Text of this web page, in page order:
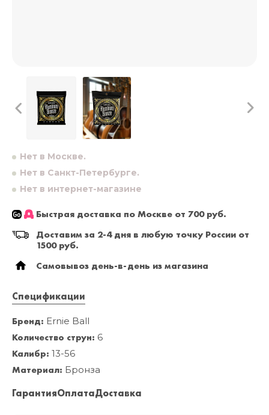
Нет в Москве.
Нет в Санкт-Петербурге.
Нет в интернет-магазине
Быстрая доставка по Москве от 700 руб.
Доставим за 2-4 дня в любую точку России от
1500 руб.
Самовывоз день-в-день из магазина
Спецификации
Бренд: Ernie Ball
Количество струн: 6
Калибр: 13-56
Материал: Бронза
ГарантияОплатаДоставка